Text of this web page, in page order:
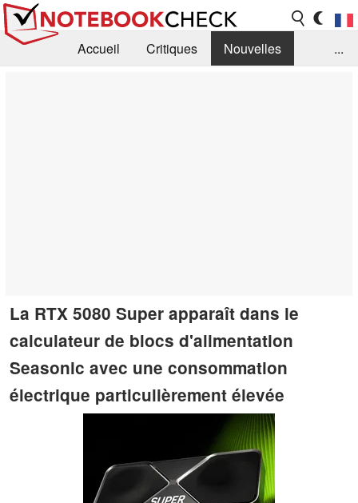
Accueil Critiques
Nouvelles
...
La RTX 5080 Super apparaît dans le
calculateur de blocs d'alimentation
Seasonic avec une consommation
électrique particulièrement élevée